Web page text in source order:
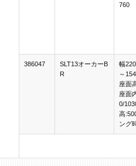
760
386047
SLT13オーカーB
R
幅
～
座面
座面
0/
高
ング